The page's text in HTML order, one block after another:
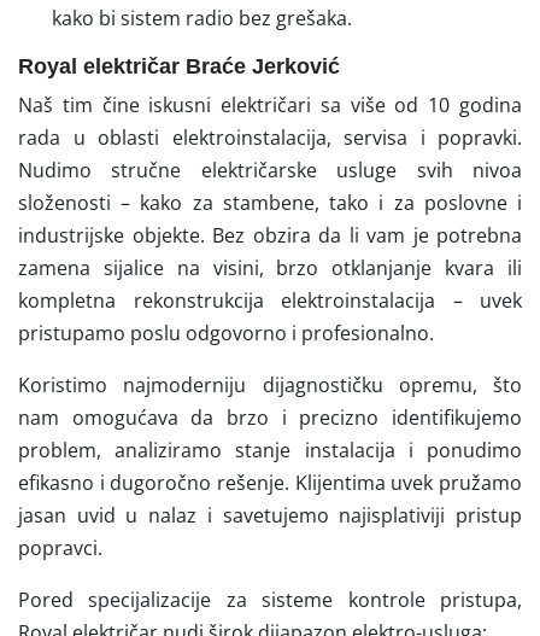
kako bi sistem radio bez grešaka.
Royal električar Braće Jerković
Naš tim čine iskusni električari sa više od 10 godina
rada u oblasti elektroinstalacija, servisa i popravki.
Nudimo stručne električarske usluge svih nivoa
složenosti – kako za stambene, tako i za poslovne i
industrijske objekte. Bez obzira da li vam je potrebna
zamena sijalice na visini, brzo otklanjanje kvara ili
kompletna rekonstrukcija elektroinstalacija – uvek
pristupamo poslu odgovorno i profesionalno.
Koristimo najmoderniju dijagnostičku opremu, što
nam omogućava da brzo i precizno identifikujemo
problem, analiziramo stanje instalacija i ponudimo
efikasno i dugoročno rešenje. Klijentima uvek pružamo
jasan uvid u nalaz i savetujemo najisplativiji pristup
popravci.
Pored specijalizacije za sisteme kontrole pristupa,